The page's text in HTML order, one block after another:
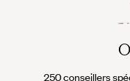
250 conseillers